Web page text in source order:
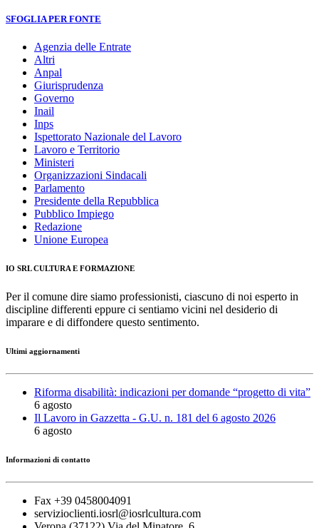
SFOGLIA PER FONTE
Agenzia delle Entrate
Altri
Anpal
Giurisprudenza
Governo
Inail
Inps
Ispettorato Nazionale del Lavoro
Lavoro e Territorio
Ministeri
Organizzazioni Sindacali
Parlamento
Presidente della Repubblica
Pubblico Impiego
Redazione
Unione Europea
IO SRL CULTURA E FORMAZIONE
Per il comune dire siamo professionisti, ciascuno di noi esperto in
discipline differenti eppure ci sentiamo vicini nel desiderio di
imparare e di diffondere questo sentimento.
Ultimi aggiornamenti
Riforma disabilità: indicazioni per domande “progetto di vita”
6 agosto
Il Lavoro in Gazzetta - G.U. n. 181 del 6 agosto 2026
6 agosto
Informazioni di contatto
Fax +39 0458004091
servizioclienti.iosrl@iosrlcultura.com